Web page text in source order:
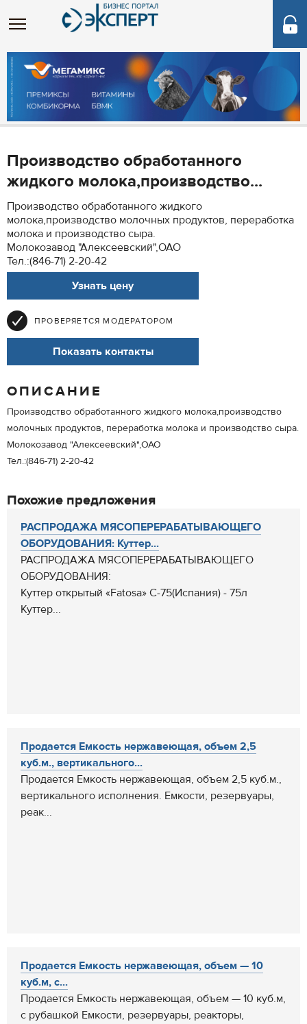
Производство обработанного
жидкого молока,производство...
Производство обработанного жидкого
молока,производство молочных продуктов, переработка
молока и производство сыра.
Молокозавод "Алексеевский",ОАО
Тел.:(846-71) 2-20-42
Узнать цену
ПРОВЕРЯЕТСЯ МОДЕРАТОРОМ
Показать контакты
ОПИСАНИЕ
Производство обработанного жидкого молока,производство
молочных продуктов, переработка молока и производство сыра.
Молокозавод "Алексеевский",ОАО
Тел.:(846-71) 2-20-42
Похожие предложения
РАСПРОДАЖА МЯСОПЕРЕРАБАТЫВАЮЩЕГО
ОБОРУДОВАНИЯ: Куттер...
РАСПРОДАЖА МЯСОПЕРЕРАБАТЫВАЮЩЕГО
ОБОРУДОВАНИЯ:
Куттер открытый «Fatosa» С-75(Испания) - 75л
Куттер...
Продается Емкость нержавеющая, объем 2,5
куб.м., вертикального...
Продается Емкость нержавеющая, объем 2,5 куб.м.,
вертикального исполнения. Емкости, резервуары,
реак...
Продается Емкость нержавеющая, объем — 10
куб.м, с...
Продается Емкость нержавеющая, объем — 10 куб.м,
с рубашкой Емкости, резервуары, реакторы,